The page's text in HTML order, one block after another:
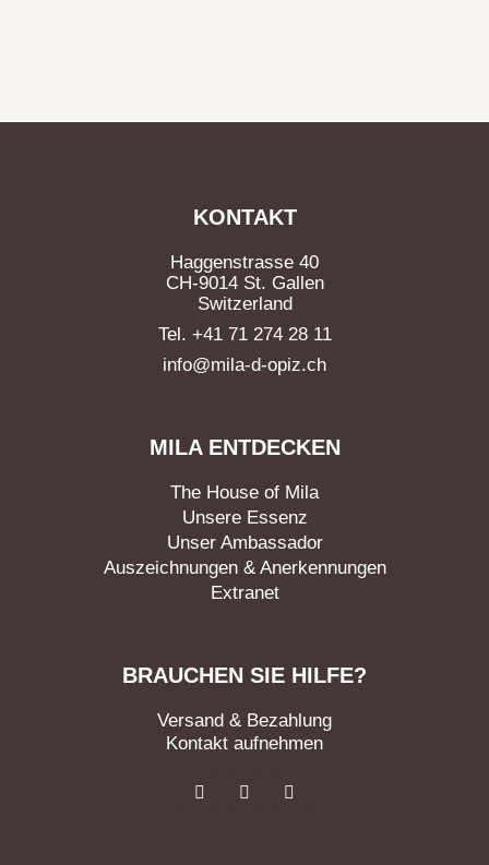
KONTAKT
Haggenstrasse 40
CH-9014 St. Gallen
Switzerland
Tel. +41 71 274 28 11
info@mila-d-opiz.ch
MILA ENTDECKEN
The House of Mila
Unsere Essenz
Unser Ambassador
Auszeichnungen & Anerkennungen
Extranet
BRAUCHEN SIE HILFE?
Versand & Bezahlung
Kontakt aufnehmen
F
a
I
n
L
i